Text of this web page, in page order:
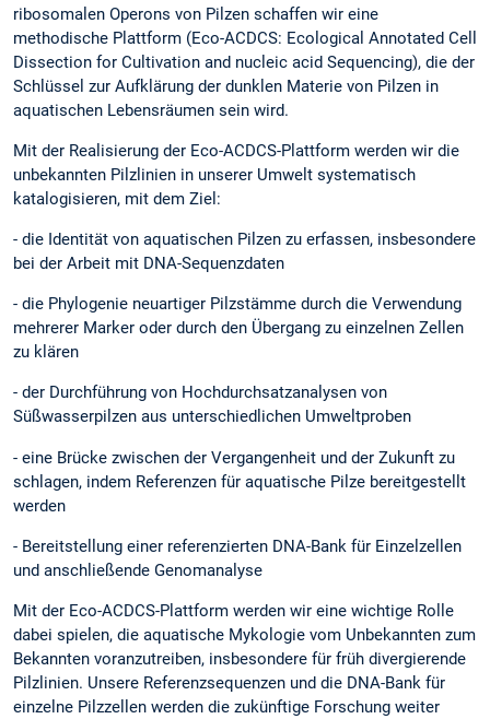
ribosomalen Operons von Pilzen schaffen wir eine
methodische Plattform (Eco-ACDCS: Ecological Annotated Cell
Dissection for Cultivation and nucleic acid Sequencing), die der
Schlüssel zur Aufklärung der dunklen Materie von Pilzen in
aquatischen Lebensräumen sein wird.
Mit der Realisierung der Eco-ACDCS-Plattform werden wir die
unbekannten Pilzlinien in unserer Umwelt systematisch
katalogisieren, mit dem Ziel:
- die Identität von aquatischen Pilzen zu erfassen, insbesondere
bei der Arbeit mit DNA-Sequenzdaten
- die Phylogenie neuartiger Pilzstämme durch die Verwendung
mehrerer Marker oder durch den Übergang zu einzelnen Zellen
zu klären
- der Durchführung von Hochdurchsatzanalysen von
Süßwasserpilzen aus unterschiedlichen Umweltproben
- eine Brücke zwischen der Vergangenheit und der Zukunft zu
schlagen, indem Referenzen für aquatische Pilze bereitgestellt
werden
- Bereitstellung einer referenzierten DNA-Bank für Einzelzellen
und anschließende Genomanalyse
Mit der Eco-ACDCS-Plattform werden wir eine wichtige Rolle
dabei spielen, die aquatische Mykologie vom Unbekannten zum
Bekannten voranzutreiben, insbesondere für früh divergierende
Pilzlinien. Unsere Referenzsequenzen und die DNA-Bank für
einzelne Pilzzellen werden die zukünftige Forschung weiter